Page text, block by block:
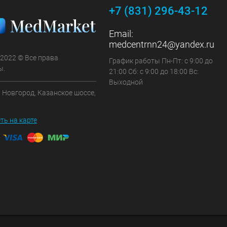
© Все права
Казанское шоссе,
на карте
+7 (831) 296-43-12
Email:
medcentrnn24@yandex.ru
График работы Пн-Пт: с 9:00 до
21:00 Сб: с 9:00 до 18:00 Вс:
Выходной